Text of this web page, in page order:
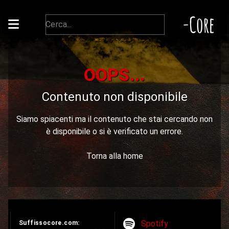
-Core
OOPS...
Contenuto non disponibile
Siamo spiacenti ma il contenuto che stai cercando non
è disponibile o si è verificato un errore.
Torna alla home
Suffissocore.com:
Spotify